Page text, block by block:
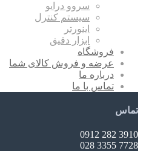
سروو درایو
سیستم کنترل
اینورتر
ابزار دقیق
فروشگاه
عرضه و فروش کالای شما
درباره ما
تماس با ما
تماس
3910 282 0912
7728 3355 028